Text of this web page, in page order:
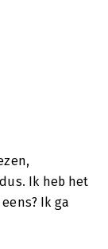
Ik heb het
Ik ga